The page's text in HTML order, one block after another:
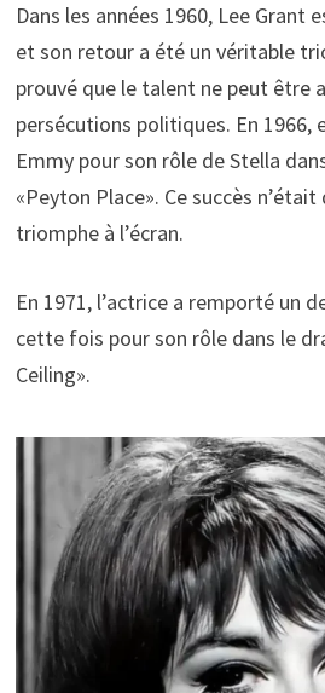
Dans les années 1960, Lee Grant
et son retour a été un véritable
prouvé que le talent ne peut être
persécutions politiques. En 1966,
Emmy pour son rôle de Stella
«Peyton Place». Ce succès
triomphe à l’écran.
En 1971, l’actrice a remporté un
cette fois pour son rôle dans le
Ceiling».